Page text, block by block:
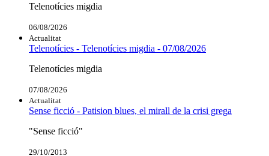
Telenotícies migdia
06/08/2026
Actualitat
Telenotícies - Telenotícies migdia - 07/08/2026
Telenotícies migdia
07/08/2026
Actualitat
Sense ficció - Patision blues, el mirall de la crisi grega
"Sense ficció"
29/10/2013